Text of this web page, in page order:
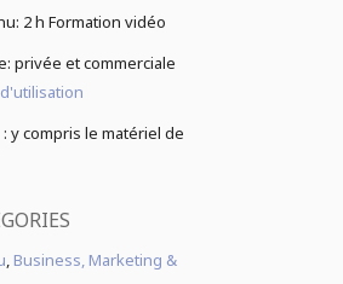
2 h Formation vidéo
privée et commerciale
y compris le matériel de
, Business, Marketing &